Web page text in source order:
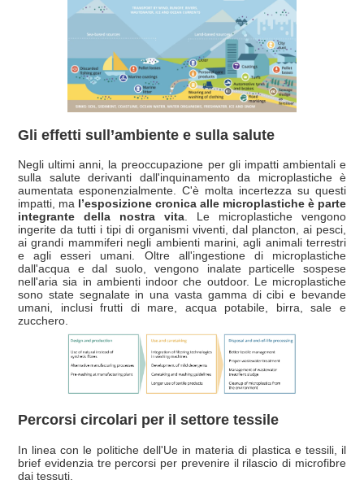
Gli effetti sull’ambiente e sulla salute
Negli ultimi anni, la preoccupazione per gli impatti ambientali e
sulla salute derivanti dall'inquinamento da microplastiche è
aumentata esponenzialmente. C'è molta incertezza su questi
impatti, ma l’esposizione cronica alle microplastiche è parte
integrante della nostra vita. Le microplastiche vengono
ingerite da tutti i tipi di organismi viventi, dal plancton, ai pesci,
ai grandi mammiferi negli ambienti marini, agli animali terrestri
e agli esseri umani. Oltre all'ingestione di microplastiche
dall'acqua e dal suolo, vengono inalate particelle sospese
nell'aria sia in ambienti indoor che outdoor. Le microplastiche
sono state segnalate in una vasta gamma di cibi e bevande
umani, inclusi frutti di mare, acqua potabile, birra, sale e
zucchero.
Percorsi circolari per il settore tessile
In linea con le politiche dell'Ue in materia di plastica e tessili, il
brief evidenzia tre percorsi per prevenire il rilascio di microfibre
dai tessuti.